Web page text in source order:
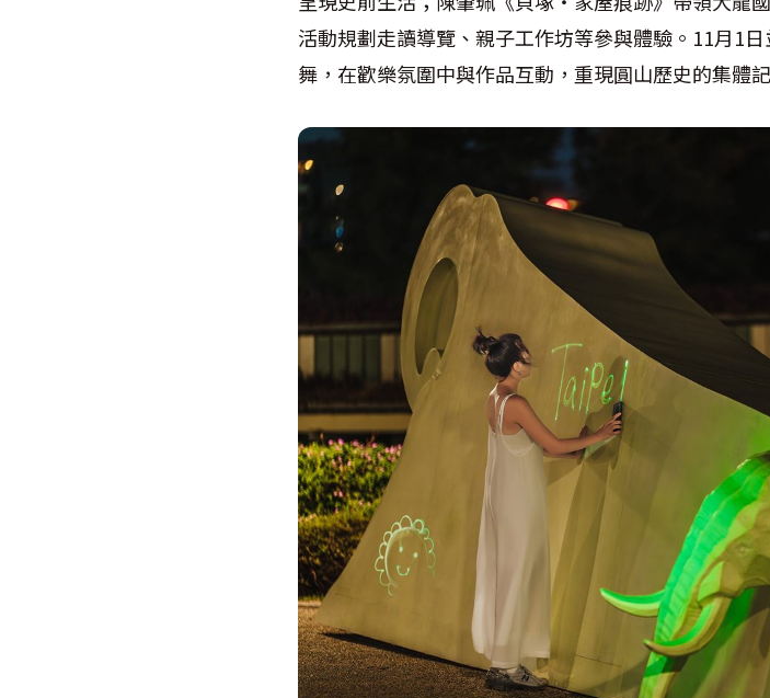
活動規劃走讀導覽、親子工作坊等參與體驗。11月1
舞，在歡樂氛圍中與作品互動，重現圓山歷史的集體